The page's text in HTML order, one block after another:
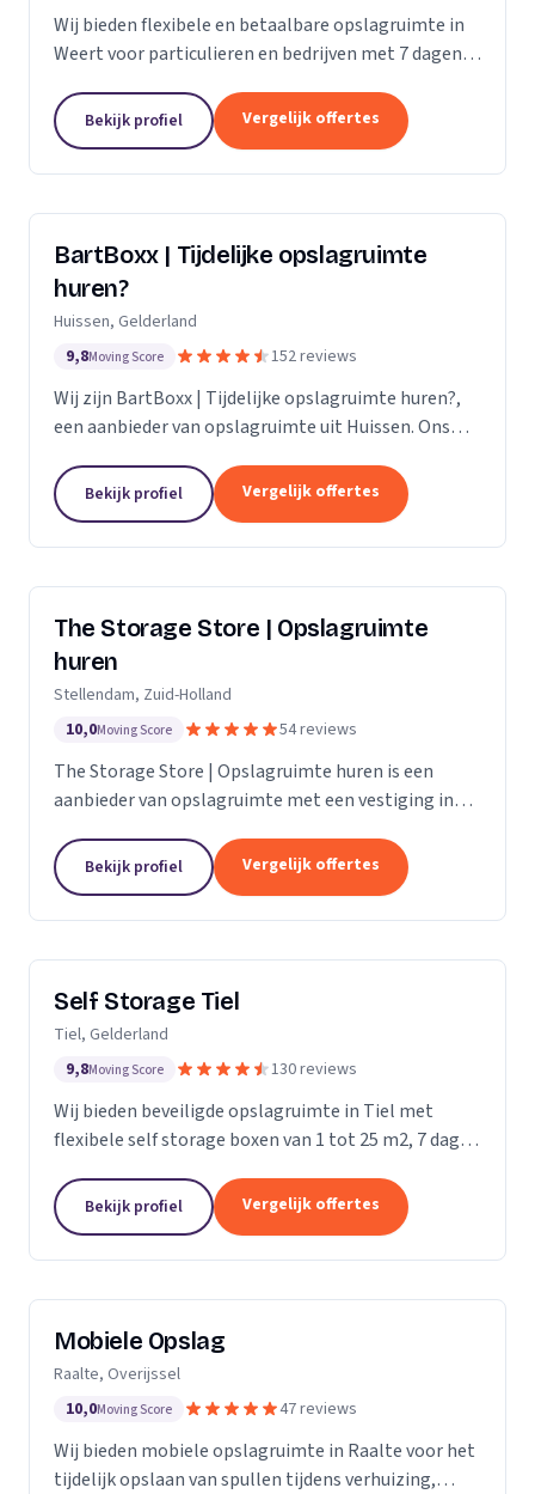
Wij bieden flexibele en betaalbare opslagruimte in
Weert voor particulieren en bedrijven met 7 dagen
Bekijk profiel Vergelijk offertes
BartBoxx | Tijdelijke opslagruimte
huren?
Huissen, Gelderland
9,8Moving Score 152 reviews
Wij zijn BartBoxx | Tijdelijke opslagruimte huren?,
een aanbieder van opslagruimte uit Huissen. Ons
Bekijk profiel Vergelijk offertes
The Storage Store | Opslagruimte
huren
Stellendam, Zuid-Holland
10,0Moving Score 54 reviews
The Storage Store | Opslagruimte huren is een
aanbieder van opslagruimte met een vestiging in
Bekijk profiel Vergelijk offertes
Self Storage Tiel
Tiel, Gelderland
9,8Moving Score 130 reviews
Wij bieden beveiligde opslagruimte in Tiel met
flexibele self storage boxen van 1 tot 25 m2, 7 dagen
Bekijk profiel Vergelijk offertes
Mobiele Opslag
Raalte, Overijssel
10,0Moving Score 47 reviews
Wij bieden mobiele opslagruimte in Raalte voor het
tijdelijk opslaan van spullen tijdens verhuizing,